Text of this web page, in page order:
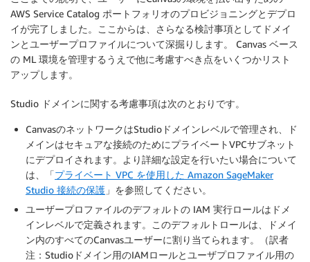
AWS Service Catalog ポートフォリオのプロビジョニングとデプロ
イが完了しました。ここからは、さらなる検討事項としてドメイ
ンとユーザープロファイルについて深掘りします。 Canvas ベース
の ML 環境を管理するうえで他に考慮すべき点をいくつかリスト
アップします。
Studio ドメインに関する考慮事項は次のとおりです。
CanvasのネットワークはStudioドメインレベルで管理され、ド
メインはセキュアな接続のためにプライベートVPCサブネット
にデプロイされます。より詳細な設定を行いたい場合について
は、「プライベート VPC を使用した Amazon SageMaker
Studio 接続の保護 」を参照してください。
ユーザープロファイルのデフォルトの IAM 実行ロールはドメ
インレベルで定義されます。このデフォルトロールは、ドメイ
ン内のすべてのCanvasユーザーに割り当てられます。（訳者
注：Studioドメイン用のIAMロールとユーザプロファイル用の